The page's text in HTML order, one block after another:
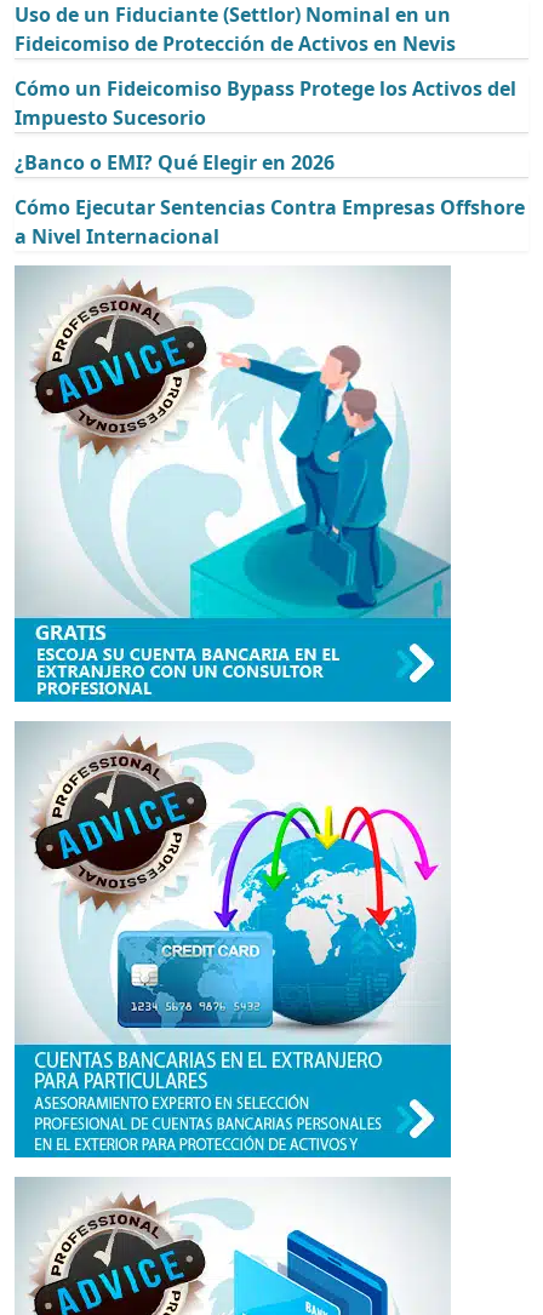
Uso de un Fiduciante (Settlor) Nominal en un
Fideicomiso de Protección de Activos en Nevis
Cómo un Fideicomiso Bypass Protege los Activos del
Impuesto Sucesorio
¿Banco o EMI? Qué Elegir en 2026
Cómo Ejecutar Sentencias Contra Empresas Offshore
a Nivel Internacional